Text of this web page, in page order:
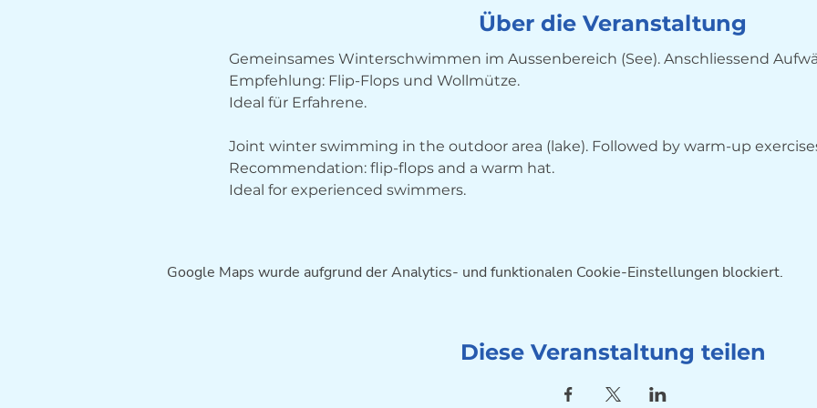
Über die Veranstaltung
Gemeinsames Winterschwimmen im Aussenbereich (See). Anschliessend
Empfehlung: Flip-Flops und Wollmütze.
Ideal für Erfahrene.
Joint winter swimming in the outdoor area (lake). Followed by warm-up
Recommendation: flip-flops and a warm hat.
Ideal for experienced swimmers.
Google Maps wurde aufgrund der Analytics- und funktionalen Cookie-Einstellungen blockiert.
Diese Veranstaltung teilen